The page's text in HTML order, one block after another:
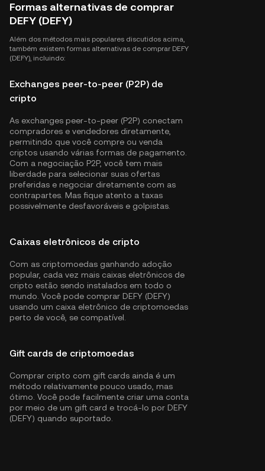
Formas alternativas de comprar
DEFY (DEFY)
Além dos métodos mais populares discutidos acima,
também existem formas alternativas de comprar DEFY
(DEFY), incluindo:
Exchanges peer-to-peer (P2P) de
cripto
As exchanges peer-to-peer (P2P) conectam
compradores e vendedores diretamente,
permitindo que você compre ou venda
criptos usando várias formas de pagamento.
Com a negociação P2P, você tem mais
liberdade para selecionar suas ofertas
preferidas e negociar diretamente com as
contrapartes. Mas fique atento a taxas
possivelmente desfavoráveis e golpistas.
Caixas eletrônicos de cripto
Com as criptomoedas ganhando adoção
popular, cada vez mais caixas eletrônicos de
cripto estão sendo instalados em todo o
mundo. Você pode comprar DEFY (DEFY)
usando um caixa eletrônico de criptomoedas
perto de você, se compatível.
Gift cards de criptomoedas
Comprar cripto com gift cards ainda é um
método relativamente pouco usado, mas
ótimo. Você pode facilmente criar uma conta
por meio de um gift card e trocá-lo por DEFY
(DEFY) quando suportado.